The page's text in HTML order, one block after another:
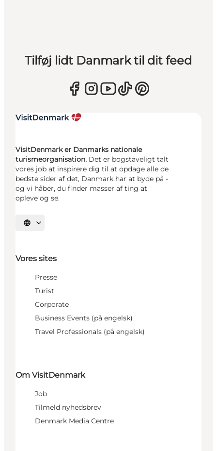
Tilføj lidt Danmark til dit feed
VisitDenmark er Danmarks nationale
turismeorganisation. Det er bogstaveligt talt
vores job at inspirere dig til at opdage alle de
bedste sider af det, Danmark har at byde på -
og vi håber, du finder masser af ting at
opleve og se.
Vælg sprog
Vores sites
Presse
Turist
Corporate
Business Events (på engelsk)
Travel Professionals (på engelsk)
Om VisitDenmark
Job
Tilmeld nyhedsbrev
Denmark Media Centre